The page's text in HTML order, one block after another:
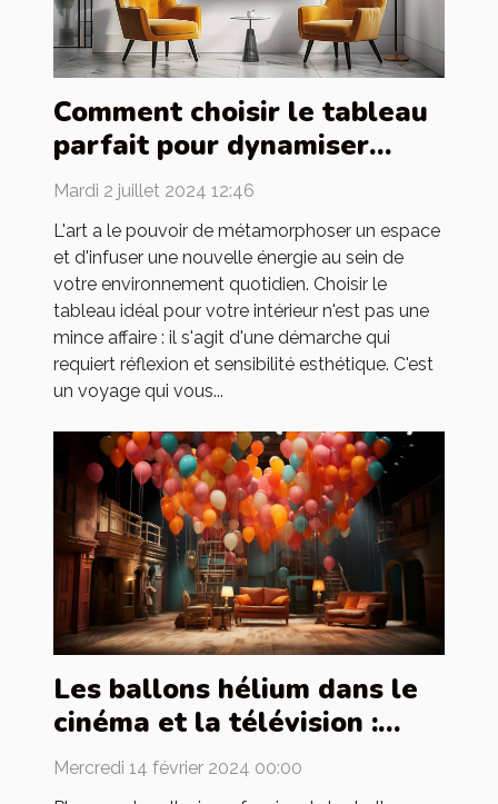
Comment choisir le tableau
parfait pour dynamiser
votre intérieur
Mardi 2 juillet 2024 12:46
L'art a le pouvoir de métamorphoser un espace
et d'infuser une nouvelle énergie au sein de
votre environnement quotidien. Choisir le
tableau idéal pour votre intérieur n'est pas une
mince affaire : il s'agit d'une démarche qui
requiert réflexion et sensibilité esthétique. C'est
un voyage qui vous...
Les ballons hélium dans le
cinéma et la télévision :
utilisation et création de
Mercredi 14 février 2024 00:00